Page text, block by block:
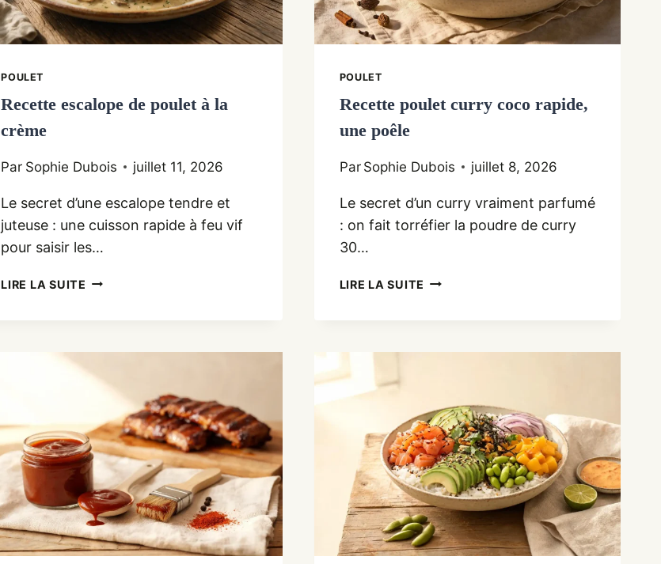
POULET
Recette escalope de poulet à la
crème
Par Sophie Dubois juillet 11, 2026
Le secret d’une escalope tendre et
juteuse : une cuisson rapide à feu vif
pour saisir les…
LIRE LA SUITE RECETTE
À
LA
CRÈME
POULET
Recette poulet curry coco rapide,
une poêle
Par Sophie Dubois juillet 8, 2026
Le secret d’un curry vraiment parfumé
: on fait torréfier la poudre de curry
30…
LIRE LA SUITE RECETTE
RAPIDE,